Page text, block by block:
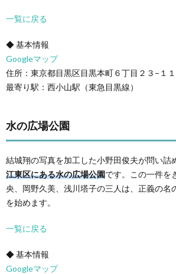
一覧に戻る
◆ 基本情報
Googleマップ
住所：東京都目黒区目黒本町６丁目２３−１１
最寄り駅：西小山駅（東急目黒線）
水の広場公園
結城翔の写真を加工した小野田俊夫が問い詰
江東区にある水の広場公園です。この一件を
央、岡野久美、浅川塔子の三人は、正義の名
を始めます。
一覧に戻る
◆ 基本情報
Googleマップ